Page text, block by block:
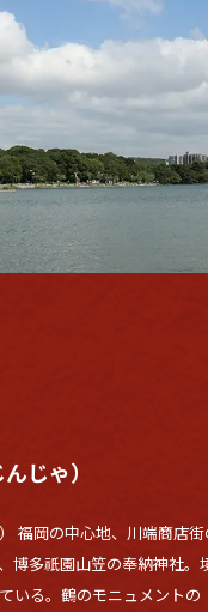
じゃ）
福岡の中心地、川端商店
博多祇園山笠の奉納神社。
いる。鶴のモニュメント